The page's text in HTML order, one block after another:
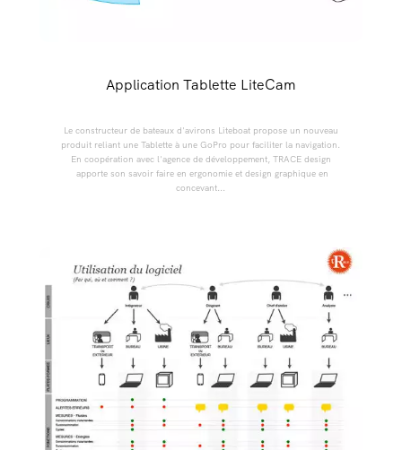
Application Tablette LiteCam
Le constructeur de bateaux d'avirons Liteboat propose un nouveau
produit reliant une Tablette à une GoPro pour faciliter la navigation.
En coopération avec l'agence de développement, TRACE design
apporte son savoir faire en ergonomie et design graphique en
concevant...